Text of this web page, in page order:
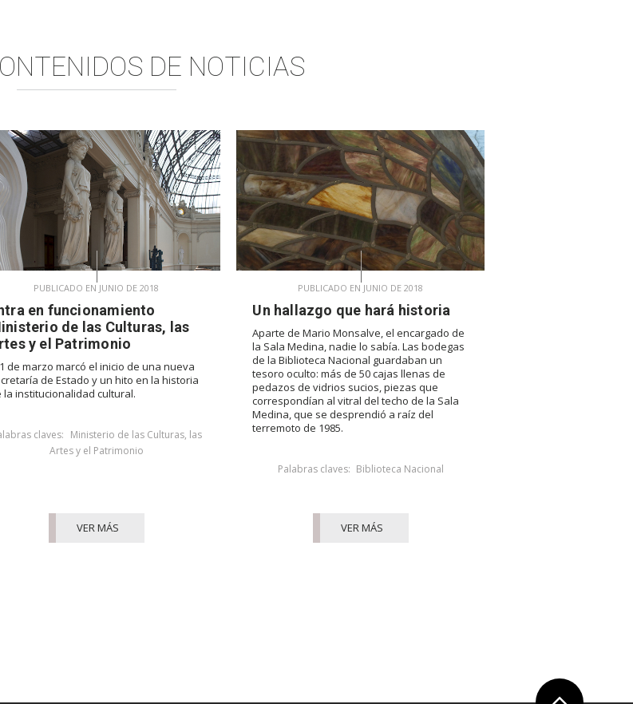
DE NOTICIAS
PUBLICADO EN JUNIO DE 2018
en funcionamiento
de las Culturas, las
y el Patrimonio
de marzo marcó el inicio de una nueva
de Estado y un hito en la historia
la institucionalidad cultural.
claves: Ministerio de las Culturas, las
Artes y el Patrimonio
VER MÁS
PUBLICADO EN JUNIO DE 2018
Un hallazgo que hará historia
Aparte de Mario Monsalve, el encargado de
la Sala Medina, nadie lo sabía. Las bodegas
de la Biblioteca Nacional guardaban un
tesoro oculto: más de 50 cajas llenas de
pedazos de vidrios sucios, piezas que
correspondían al vitral del techo de la Sala
Medina, que se desprendió a raíz del
terremoto de 1985.
Palabras claves: Biblioteca Nacional
VER MÁS